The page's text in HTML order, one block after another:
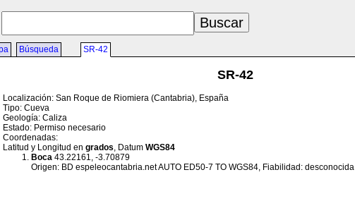
Búsqueda SR-42
SR-42
Localización: San Roque de Riomiera (Cantabria), España
Tipo: Cueva
Geología: Caliza
Estado: Permiso necesario
Coordenadas:
Latitud y Longitud en grados, Datum WGS84
Boca 43.22161, -3.70879
Origen: BD espeleocantabria.net AUTO ED50-7 TO WGS84, Fiabilidad: desconocida